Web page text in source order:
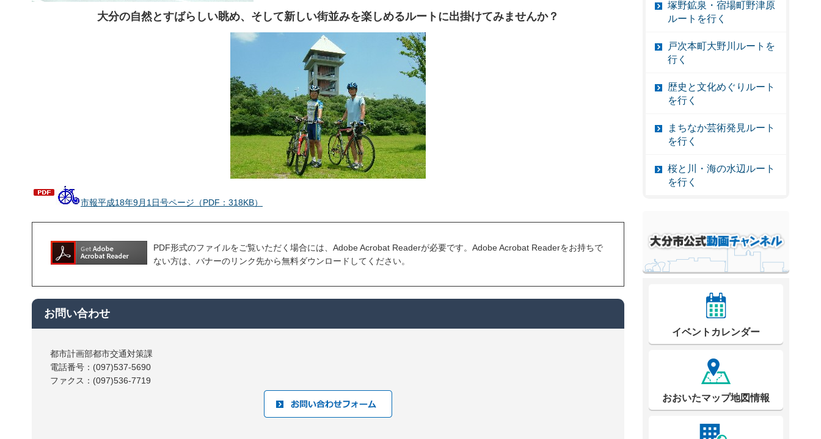
大分の自然とすばらしい眺め、そして新しい街並みを楽しめるルートに出掛けてみませんか？
市報平成18年9月1日号ページ（PDF：318KB）
PDF形式のファイルをご覧いただく場合には、Adobe Acrobat Readerが必要です。Adobe Acrobat Readerをお持ちで
ない方は、バナーのリンク先から無料ダウンロードしてください。
お問い合わせ
都市計画部都市交通対策課
電話番号：(097)537-5690
ファクス：(097)536-7719
塚野鉱泉・宿場町野津原
ルートを行く
戸次本町大野川ルートを
行く
歴史と文化めぐりルート
を行く
まちなか芸術発見ルート
を行く
桜と川・海の水辺ルート
を行く
イベントカレンダー
おおいたマップ地図情報